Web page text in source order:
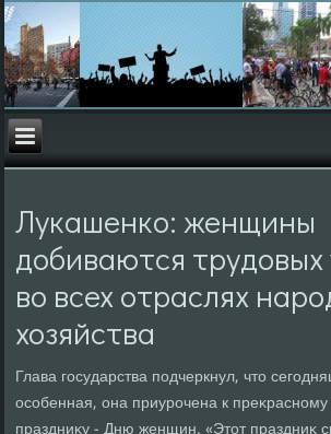
Лукашенко: женщины
добиваются трудовых
во всех отраслях
хозяйства
Глава государства подчеркнул, чтο
особенная, она приурочена к